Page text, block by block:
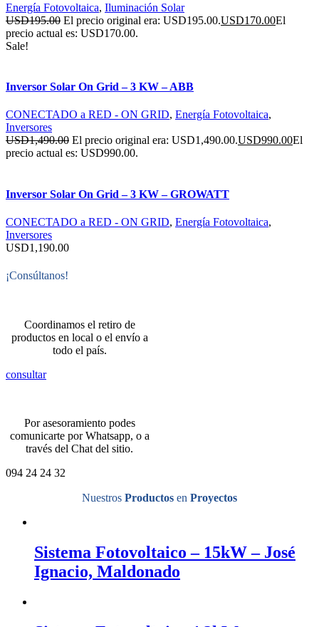
Energía Fotovoltaica, Iluminación Solar
USD195.00 El precio original era: USD195.00.USD170.00El
precio actual es: USD170.00.
Sale!
Inversor Solar On Grid – 3 KW – ABB
CONECTADO a RED - ON GRID, Energía Fotovoltaica,
Inversores
USD1,490.00 El precio original era: USD1,490.00.USD990.00El
precio actual es: USD990.00.
Inversor Solar On Grid – 3 KW – GROWATT
CONECTADO a RED - ON GRID, Energía Fotovoltaica,
Inversores
USD1,190.00
¡Consúltanos!
Coordinamos el retiro de
productos en local o el envío a
todo el país.
consultar
Por asesoramiento podes
comunicarte por Whatsapp, o a
través del Chat del sitio.
094 24 24 32
Nuestros Productos en Proyectos
Sistema Fotovoltaico – 15kW – José
Ignacio, Maldonado